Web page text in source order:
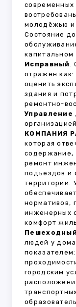
современных
молодёжью и
Состояние
капитальном
Исправный .
отражён как:
оценить
здания и
ремонтно-
Управление
КОМПАНИЯ
которая
содержание,
ремонт
подъездов и
территории.
нормативов,
инженерных
комфорт
людей у дома
показателем:
городским